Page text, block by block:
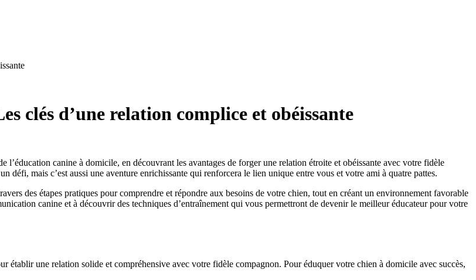
clés d’une relation complice et obéissante
l’éducation canine à domicile, en découvrant les avantages de forger une relation étroite et obéissante avec votre fidèle
défi, mais c’est aussi une aventure enrichissante qui renforcera le lien unique entre vous et votre ami à quatre pattes.
des étapes pratiques pour comprendre et répondre aux besoins de votre chien, tout en créant un environnement favorable
canine et à découvrir des techniques d’entraînement qui vous permettront de devenir le meilleur éducateur pour votre
établir une relation solide et compréhensive avec votre fidèle compagnon. Pour éduquer votre chien à domicile avec succès,